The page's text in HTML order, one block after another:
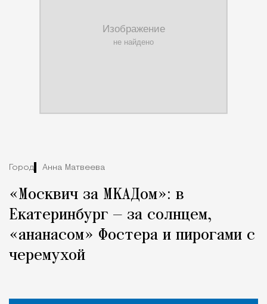
Город Анна Матвеева
«Москвич за МКАДом»: в
Екатеринбург — за солнцем,
«ананасом» Фостера и пирогами с
черемухой